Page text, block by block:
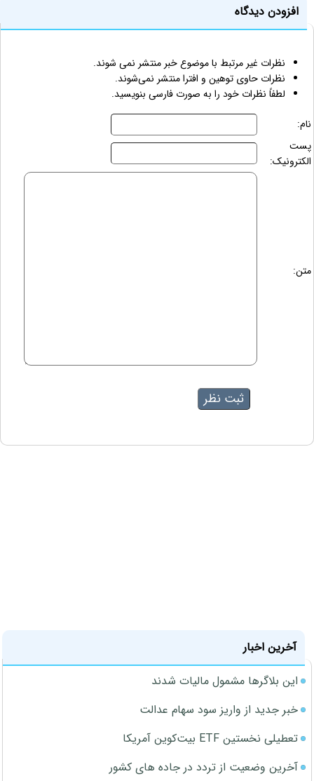
افزودن دیدگاه
نظرات غیر مرتبط با موضوع خبر منتشر نمی شوند.
نظرات حاوی توهین و افترا منتشر نمی‌شوند.
لطفاً نظرات خود را به صورت فارسی بنویسید.
نام:
پست
الکترونیک:
متن:
آخرین اخبار
این بلاگرها مشمول مالیات شدند
خبر جدید از واریز سود سهام عدالت
تعطیلی نخستین ETF بیت‌کوین آمریکا
آخرین وضعیت از تردد در جاده های کشور